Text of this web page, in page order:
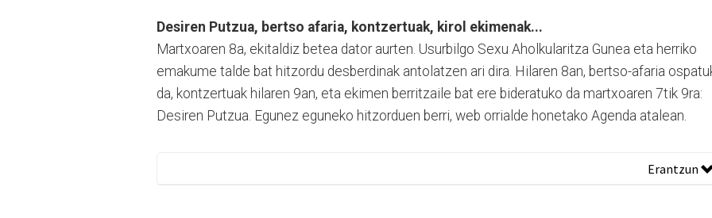
Desiren Putzua, bertso afaria, kontzertuak, kirol ekimenak...
Martxoaren 8a, ekitaldiz betea dator aurten. Usurbilgo Sexu Aholkularitza Gunea eta herriko
emakume talde bat hitzordu desberdinak antolatzen ari dira. Hilaren 8an, bertso-afaria
da, kontzertuak hilaren 9an, eta ekimen berritzaile bat ere bideratuko da martxoaren 7tik 9ra:
Desiren Putzua. Egunez eguneko hitzorduen berri, web orrialde honetako Agenda atalean.
Erantzun